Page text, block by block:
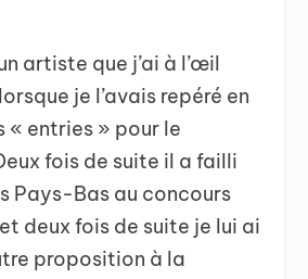
artiste que j’ai à l’œil
je l’avais repéré en
« entries » pour le
fois de suite il a failli
Pays-Bas au concours
deux fois de suite je lui ai
proposition à la